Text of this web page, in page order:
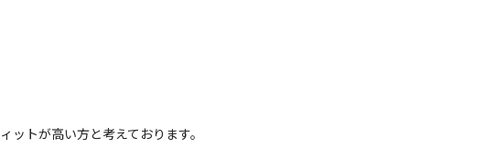
らリアル店舗に送客する施策に日々、取り組んでいる。スマホと連携した店内設置
リアル店舗と連携したデジタル戦略を積極体に取り組んでいます。
昇給昇進ができます
トが高い方と考えております。